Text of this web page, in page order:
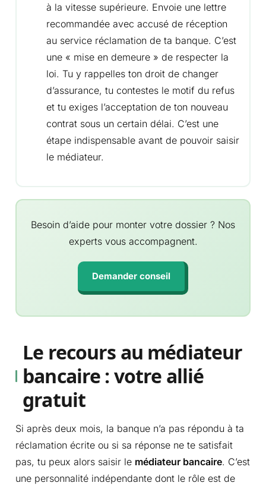
à la vitesse supérieure. Envoie une lettre
recommandée avec accusé de réception
au service réclamation de ta banque. C’est
une « mise en demeure » de respecter la
loi. Tu y rappelles ton droit de changer
d’assurance, tu contestes le motif du refus
et tu exiges l’acceptation de ton nouveau
contrat sous un certain délai. C’est une
étape indispensable avant de pouvoir saisir
le médiateur.
Besoin d’aide pour monter votre dossier ? Nos
experts vous accompagnent.
Demander conseil
Le recours au médiateur
bancaire : votre allié
gratuit
Si après deux mois, la banque n’a pas répondu à ta
réclamation écrite ou si sa réponse ne te satisfait
pas, tu peux alors saisir le médiateur bancaire. C’est
une personnalité indépendante dont le rôle est de